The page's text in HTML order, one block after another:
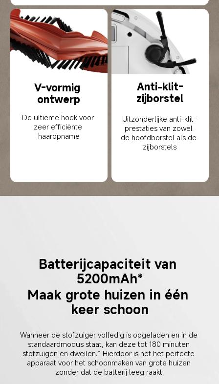
V-vormig
ontwerp
De ultieme hoek voor
zeer efficiënte
haaropname
Anti-klit-
zijborstel
Uitzonderlijke anti-klit-
prestaties van zowel
de hoofdborstel als de
zijborstels
Batterijcapaciteit van
5200mAh*
Maak grote huizen in één
keer schoon
Wanneer de stofzuiger volledig is opgeladen en in de
standaardmodus staat, kan deze tot 180 minuten
stofzuigen en dweilen.* Hierdoor is het het perfecte
apparaat voor het schoonmaken van grote huizen
zonder dat de batterij leeg raakt.